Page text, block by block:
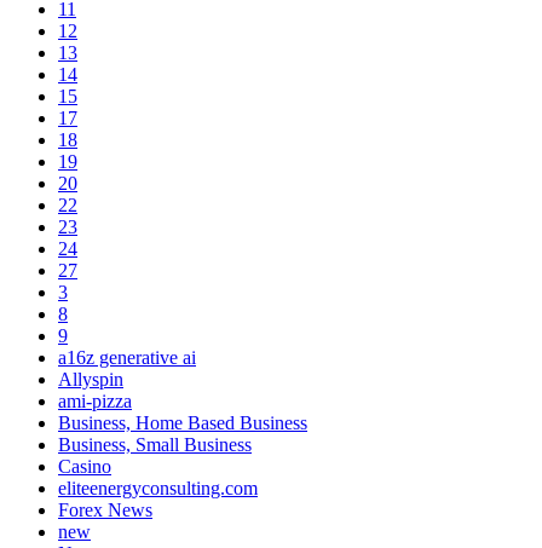
11
12
13
14
15
17
18
19
20
22
23
24
27
3
8
9
a16z generative ai
Allyspin
ami-pizza
Business, Home Based Business
Business, Small Business
Casino
eliteenergyconsulting.com
Forex News
new